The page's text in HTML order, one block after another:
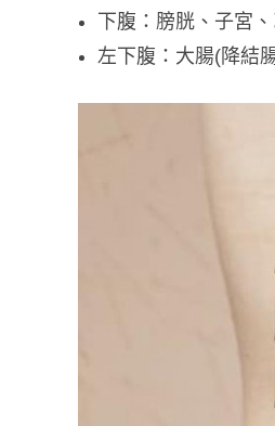
下腹：膀胱、子宮
左下腹：大腸(降結